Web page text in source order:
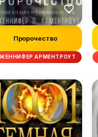
Пророчество
АРМЕНТРОУТ